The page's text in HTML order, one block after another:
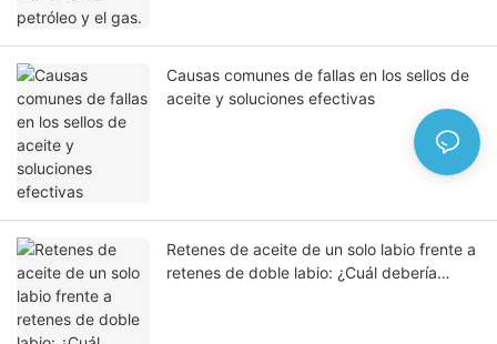
Causas comunes de fallas en los sellos de
aceite y soluciones efectivas
Retenes de aceite de un solo labio frente a
retenes de doble labio: ¿Cuál debería